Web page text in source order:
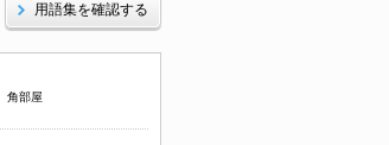
用語集を確認する
角部屋